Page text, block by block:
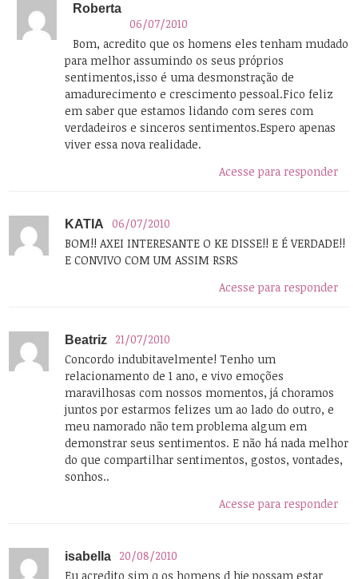
Roberta
06/07/2010
Bom, acredito que os homens eles tenham mudado
para melhor assumindo os seus próprios
sentimentos,isso é uma desmonstração de
amadurecimento e crescimento pessoal.Fico feliz
em saber que estamos lidando com seres com
verdadeiros e sinceros sentimentos.Espero apenas
viver essa nova realidade.
Acesse para responder
KATIA
06/07/2010
BOM!! AXEI INTERESANTE O KE DISSE!! E É VERDADE!!
E CONVIVO COM UM ASSIM RSRS
Acesse para responder
Beatriz
21/07/2010
Concordo indubitavelmente! Tenho um
relacionamento de 1 ano, e vivo emoções
maravilhosas com nossos momentos, já choramos
juntos por estarmos felizes um ao lado do outro, e
meu namorado não tem problema algum em
demonstrar seus sentimentos. E não há nada melhor
do que compartilhar sentimentos, gostos, vontades,
sonhos..
Acesse para responder
isabella
20/08/2010
Eu acredito sim q os homens d hje possam estar